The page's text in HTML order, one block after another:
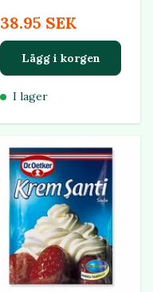
38.95 SEK
Lägg i korgen
I lager